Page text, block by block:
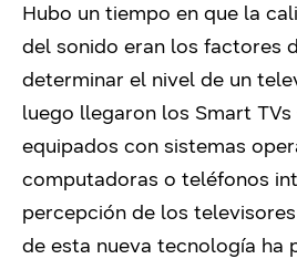
Hubo un tiempo en que la
del sonido eran los factores
determinar el nivel de un
luego llegaron los Smart
equipados con sistemas
computadoras o teléfonos
percepción de los
de esta nueva tecnología ha